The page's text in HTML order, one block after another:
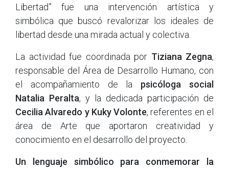
Libertad” fue una intervención artística y
simbólica que buscó revalorizar los ideales de
libertad desde una mirada actual y colectiva.
La actividad fue coordinada por Tiziana Zegna,
responsable del Área de Desarrollo Humano, con
el acompañamiento de la psicóloga social
Natalia Peralta, y la dedicada participación de
Cecilia Alvaredo y Kuky Volonte, referentes en el
área de Arte que aportaron creatividad y
conocimiento en el desarrollo del proyecto.
Un lenguaje simbólico para conmemorar la